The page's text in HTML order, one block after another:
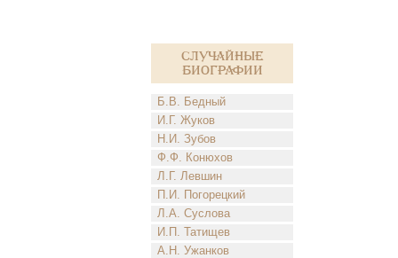
Случайные
биографии
Б.В. Бедный
И.Г. Жуков
Н.И. Зубов
Ф.Ф. Конюхов
Л.Г. Левшин
П.И. Погорецкий
Л.А. Суслова
И.П. Татищев
А.Н. Ужанков